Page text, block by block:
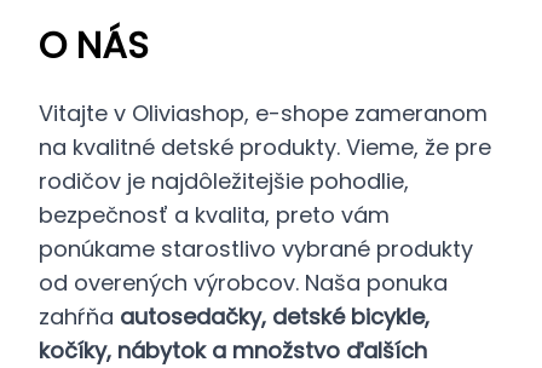
O NÁS
Vitajte v Oliviashop, e-shope zameranom
na kvalitné detské produkty. Vieme, že pre
rodičov je najdôležitejšie pohodlie,
bezpečnosť a kvalita, preto vám
ponúkame starostlivo vybrané produkty
od overených výrobcov. Naša ponuka
zahŕňa autosedačky, detské bicykle,
kočíky, nábytok a množstvo ďalších